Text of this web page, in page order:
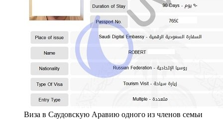
Виза в Саудовскую Аравию одного из членов семьи